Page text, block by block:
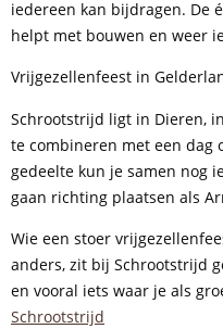
iedereen kan bijdragen. De
helpt met bouwen en weer
Vrijgezellenfeest in
Schrootstrijd ligt in Dieren,
te combineren met een dag
gedeelte kun je samen nog
gaan richting plaatsen als
Wie een stoer
anders, zit bij Schrootstrijd
en vooral iets waar je als
Schrootstrijd